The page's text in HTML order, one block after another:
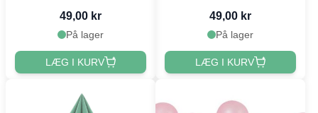
49,00 kr
På lager
LÆG I KURV
49,00 kr
På lager
LÆG I KURV